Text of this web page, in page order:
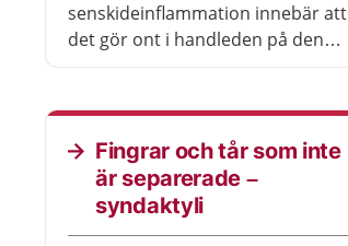
senskideinflammation innebär att
det gör ont i handleden på den
tummen och beror på att du har
fått en inflammation i en senskida.
Fingrar och tår som inte
är separerade –
syndaktyli